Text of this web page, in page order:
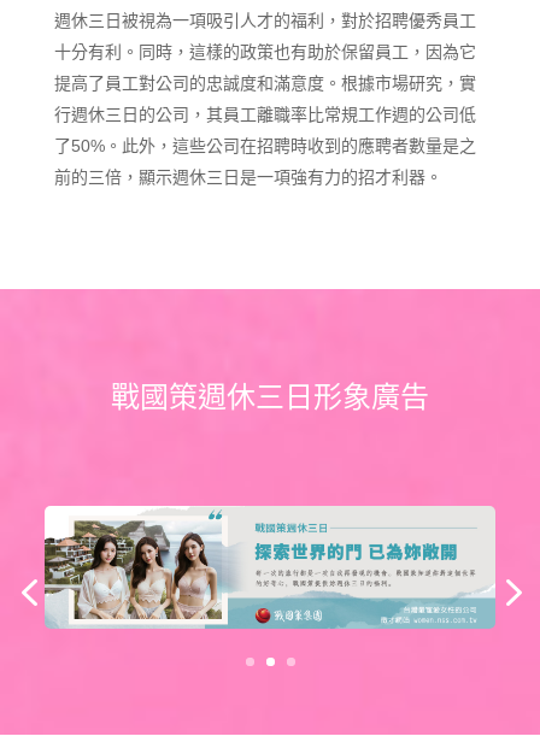
週休三日被視為一項吸引人才的福利，對於招聘優秀員工
十分有利。同時，這樣的政策也有助於保留員工，因為它
提高了員工對公司的忠誠度和滿意度。根據市場研究，實
行週休三日的公司，其員工離職率比常規工作週的公司低
了50%。此外，這些公司在招聘時收到的應聘者數量是之
前的三倍，顯示週休三日是一項強有力的招才利器。
戰國策週休三日形象廣告